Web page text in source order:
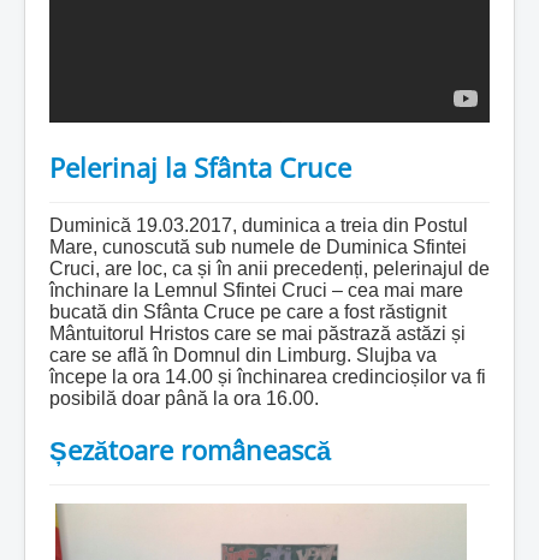
Pelerinaj la Sfânta Cruce
Duminică 19.03.2017, duminica a treia din Postul
Mare, cunoscută sub numele de Duminica Sfintei
Cruci, are loc, ca și în anii precedenți, pelerinajul de
închinare la Lemnul Sfintei Cruci – cea mai mare
bucată din Sfânta Cruce pe care a fost răstignit
Mântuitorul Hristos care se mai păstrază astăzi și
care se află în Domnul din Limburg. Slujba va
începe la ora 14.00 și închinarea credincioșilor va fi
posibilă doar până la ora 16.00.
Șezătoare românească